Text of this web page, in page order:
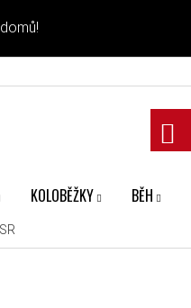
KOLOBĚŽKY BĚH